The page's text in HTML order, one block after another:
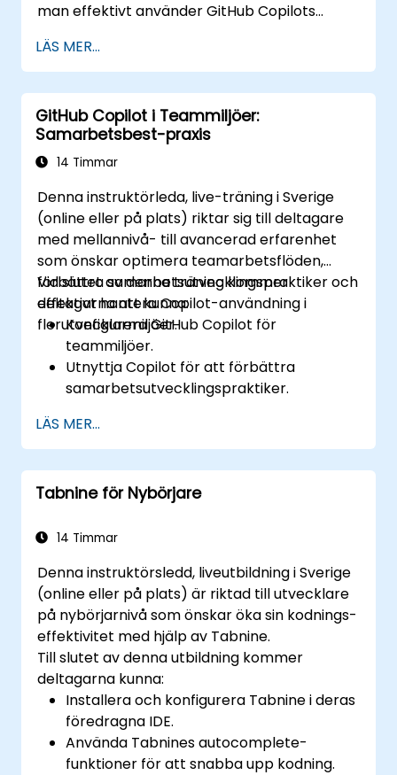
man effektivt använder GitHub Copilots
utvecklingsarbetsflöden.
LÄS MER...
GitHub Copilot i Teammiljöer:
Samarbetsbest-praxis
14 Timmar
Denna instruktörleda, live-träning i Sverige
(online eller på plats) riktar sig till deltagare
med mellannivå- till avancerad erfarenhet
som önskar optimera teamarbetsflöden,
förbättra samarbetsutvecklingspraktiker och
effektivt hantera Copilot-användning i
flerutvecklarmiljöer.
Vid slutet av denna träning kommer
deltagarna att kunna:
Konfigurera GitHub Copilot för
teammiljöer.
Utnyttja Copilot för att förbättra
samarbetsutvecklingspraktiker.
av Copilots funktioner.
Hantera Copilots integration i
flerutvecklarprojekt.
Hålla konsekvent kodkvalitet och
Nyttja avancerade Copilot-funktioner för
Kombinera Copilot med andra
samarbetsverktyg för effektivitet.
LÄS MER...
Tabnine för Nybörjare
14 Timmar
Denna instruktörsledd, liveutbildning i Sverige
(online eller på plats) är riktad till utvecklare
på nybörjarnivå som önskar öka sin kodnings-
effektivitet med hjälp av Tabnine.
Till slutet av denna utbildning kommer
deltagarna kunna:
Installera och konfigurera Tabnine i deras
föredragna IDE.
Använda Tabnines autocomplete-
funktioner för att snabba upp kodning.